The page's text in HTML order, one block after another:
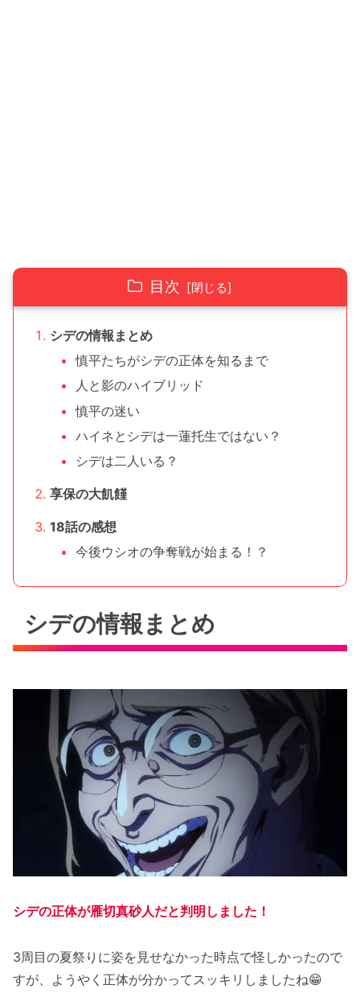
目次
シデの情報まとめ
慎平たちがシデの正体を知るまで
人と影のハイブリッド
慎平の迷い
ハイネとシデは一蓮托生ではない？
シデは二人いる？
享保の大飢饉
18話の感想
今後ウシオの争奪戦が始まる！？
シデの情報まとめ
シデの正体が雁切真砂人だと判明しました！
3周目の夏祭りに姿を見せなかった時点で怪しかったので
すが、ようやく正体が分かってスッキリしましたね😁